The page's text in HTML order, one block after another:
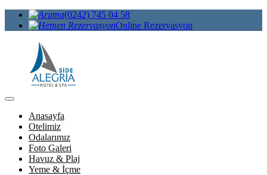
(0242) 745 04 58
Online Rezervasyon
Anasayfa
Otelimiz
Odalarımız
Foto Galeri
Havuz & Plaj
Yeme & İçme